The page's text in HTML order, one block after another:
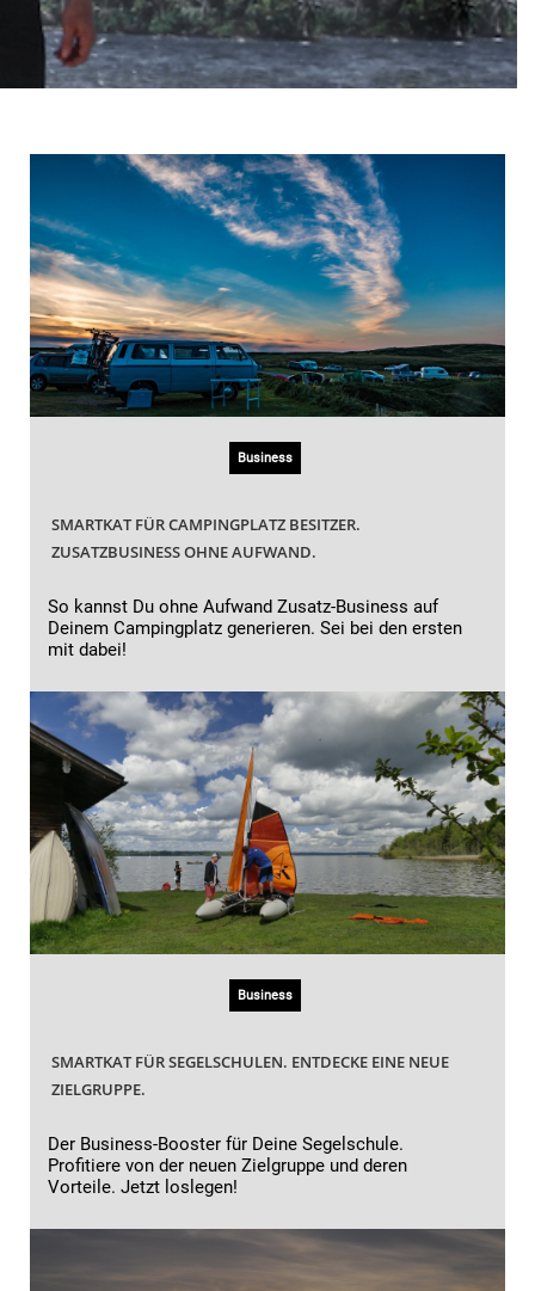
Business
SMARTKAT FÜR CAMPINGPLATZ BESITZER.
ZUSATZBUSINESS OHNE AUFWAND.
So kannst Du ohne Aufwand Zusatz-Business auf
Deinem Campingplatz generieren. Sei bei den ersten
mit dabei!
Business
SMARTKAT FÜR SEGELSCHULEN. ENTDECKE EINE NEUE
ZIELGRUPPE.
Der Business-Booster für Deine Segelschule.
Profitiere von der neuen Zielgruppe und deren
Vorteile. Jetzt loslegen!